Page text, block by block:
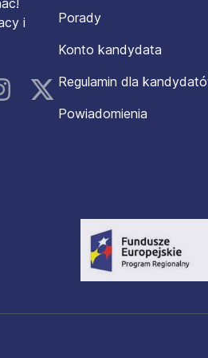
i
Instagram
Porady
Konto kandydata
Regulamin dla
Powiadomienia